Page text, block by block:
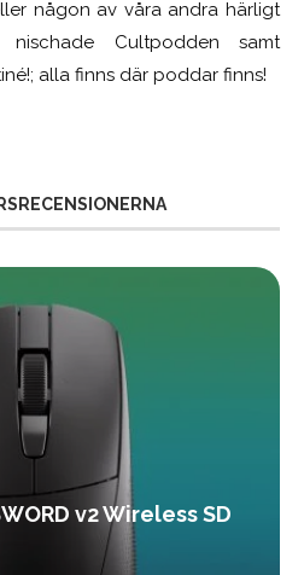
någon av våra andra härligt
Cultpodden samt
alla finns där poddar finns!
v2 Wireless SD